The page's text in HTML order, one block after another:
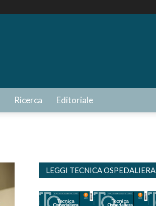
Ricerca Editoriale
LEGGI TECNICA OSPEDALIERA